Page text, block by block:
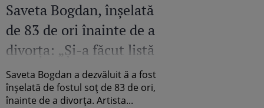
Saveta Bogdan, înșelată
de 83 de ori înainte de a
divorța: „Și-a făcut listă
cu femeile”
Saveta Bogdan a dezvăluit ă a fost
înșelată de fostul soț de 83 de ori,
înainte de a divorța. Artista...